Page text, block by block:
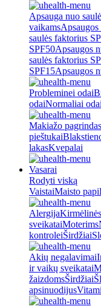
Apsauga nuo
vaikams
saulės faktorius
SPF50Apsaugos
saulės faktorius
SPF15Apsaugos
Probleminei odai
odaiNormaliai odai
Makiažo pagrindas
pieštukai
lakasKvepalai
Vasarai
Rodyti viską
VaistaiMaisto
Alergija
sveikataiMoterims
kontroleiŠirdžiai
Akių negalavimai
ir vaikų sveikatai
žaizdomsŠirdžiai
apsinuodijus